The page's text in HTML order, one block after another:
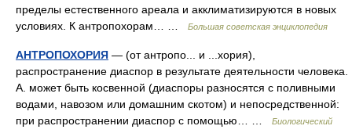
пределы естественного ареала и акклиматизируются в новых
условиях. К антропохорам… …
Большая советская энциклопедия
АНТРОПОХОРИЯ — (от антропо... и ...хория),
распространение диаспор в результате деятельности человека.
А. может быть косвенной (диаспоры разносятся с поливными
водами, навозом или домашним скотом) и непосредственной:
при распространении диаспор с помощью… …
Биологический